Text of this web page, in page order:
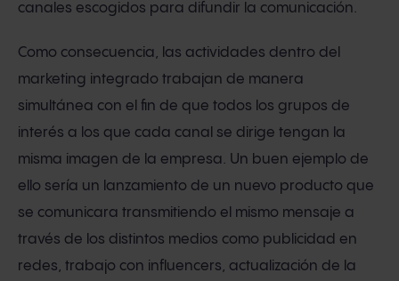
canales escogidos para difundir la comunicación.
Como consecuencia, las actividades dentro del
marketing integrado trabajan de manera
simultánea con el fin de que todos los grupos de
interés a los que cada canal se dirige tengan la
misma imagen de la empresa. Un buen ejemplo de
ello sería un lanzamiento de un nuevo producto que
se comunicara transmitiendo el mismo mensaje a
través de los distintos medios como publicidad en
redes, trabajo con influencers, actualización de la